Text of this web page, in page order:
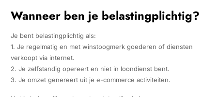
Wanneer ben je belastingplichtig?
Je bent belastingplichtig als:
1. Je regelmatig en met winstoogmerk goederen of diensten
verkoopt via internet.
2. Je zelfstandig opereert en niet in loondienst bent.
3. Je omzet genereert uit je e-commerce activiteiten.